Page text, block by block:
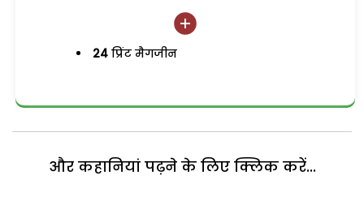
24 प्रिंट मैगजीन
और कहानियां पढ़ने के लिए क्लिक करें...